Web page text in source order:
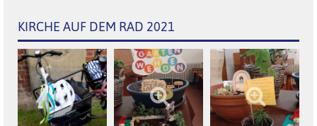
KIRCHE AUF DEM RAD 2021